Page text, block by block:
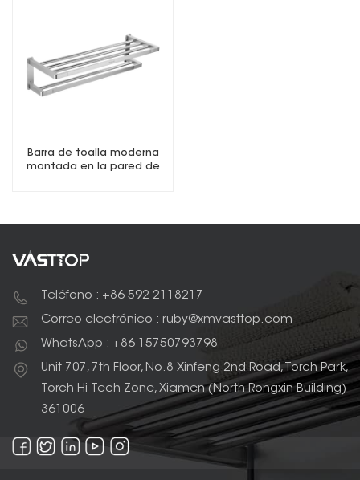
Barra de toalla moderna
montada en la pared de
Teléfono : +86-592-2118217
Correo electrónico : ruby@xmvasttop.com
WhatsApp : +86 15750793798
Unit 707, 7th Floor, No.8 Xinfeng 2nd Road, Torch Park,
Torch Hi-Tech Zone, Xiamen (North Rongxin Building)
361006